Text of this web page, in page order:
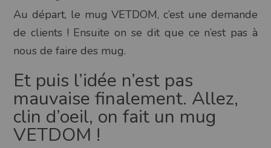
Au départ, le mug VETDOM, c’est une demande
de clients ! Ensuite on se dit que ce n’est pas à
nous de faire des mug.
Et puis l’idée n’est pas
mauvaise finalement. Allez,
clin d’oeil, on fait un mug
VETDOM !